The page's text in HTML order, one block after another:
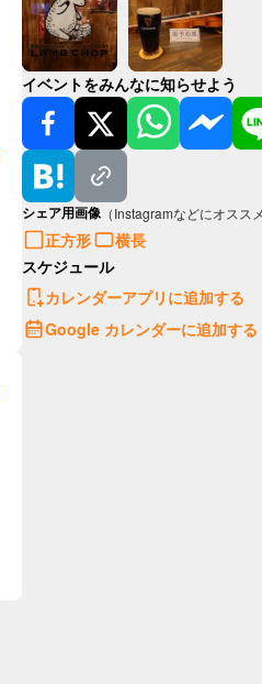
イベントをみんなに知らせよう
シェア用画像 （Instagramなどにオスス
正方形
横長
スケジュール
カレンダーアプリに追加する
Google カレンダーに追加する